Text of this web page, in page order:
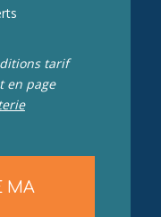
tarif
en page
MA